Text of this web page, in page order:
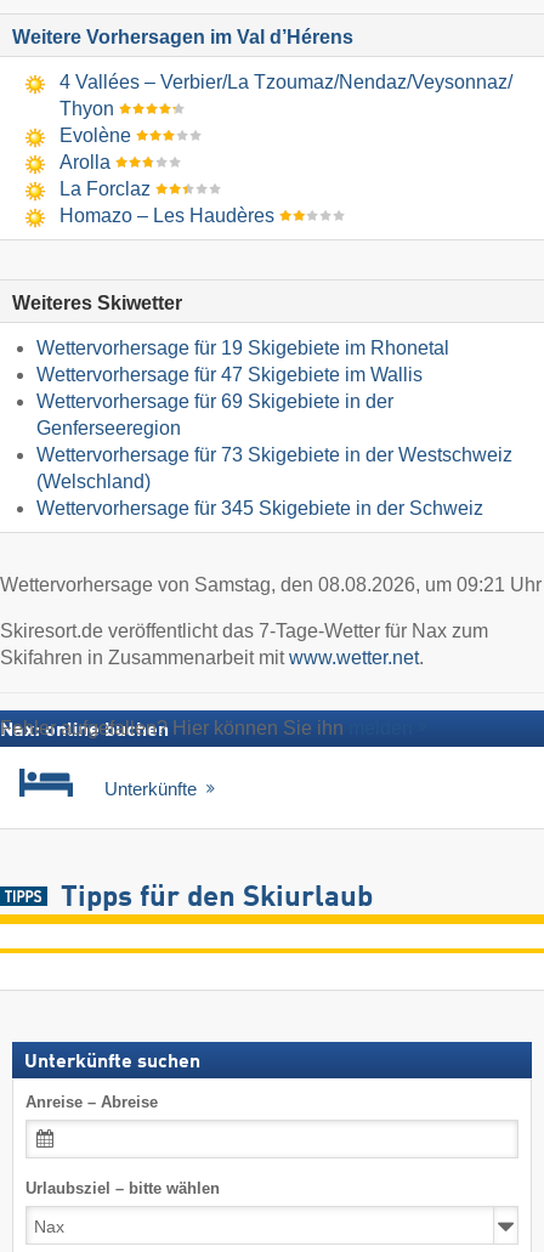
Weitere Vorhersagen im Val d’Hérens
4 Vallées – Verbier/​La Tzoumaz/​Nendaz/​Veysonnaz/​
Thyon
Evolène
Arolla
La Forclaz
Homazo – Les Haudères
Weiteres Skiwetter
Wettervorhersage für 19 Skigebiete im Rhonetal
Wettervorhersage für 47 Skigebiete im Wallis
Wettervorhersage für 69 Skigebiete in der
Genferseeregion
Wettervorhersage für 73 Skigebiete in der Westschweiz
(Welschland)
Wettervorhersage für 345 Skigebiete in der Schweiz
Wettervorhersage von Samstag, den 08.08.2026, um 09:21 Uhr
Skiresort.de veröffentlicht das 7-Tage-Wetter für Nax zum
Skifahren in Zusammenarbeit mitwww.wetter.net.
Fehler aufgefallen? Hier können Sie ihn
Nax: online buchen
Unterkünfte
Tipps für den Skiurlaub
Unterkünfte suchen
Anreise – Abreise
Urlaubsziel – bitte wählen